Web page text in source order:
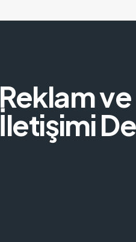
Reklam
İletişimi